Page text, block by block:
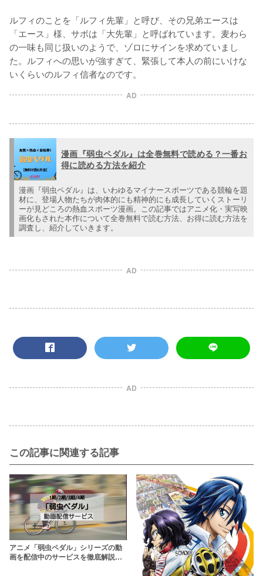
ルフィのことを「ルフィ先輩」と呼び、その兄弟エースは
「エース」様、サボは「大先輩」と呼ばれています。麦わら
の一味も同じ扱いのようで、ゾロにサインを求めていまし
た。ルフィへの思いが強すぎて、緊張して本人の前にいけな
いくらいのルフィ信者なのです。
AD
漫画『弱虫ペダル』は全巻無料で読める？一番お
得に読める方法を紹介
漫画『弱虫ペダル』は、いわゆるマイナースポーツである競輪を題
材に、登場人物たちが肉体的にも精神的にも成長していくストーリ
ーが見どころの熱血スポーツ漫画。この記事ではアニメ化・実写映
画化もされた本作について全巻無料で読む方法、お得に読む方法を
調査し、紹介していきます。
AD
AD
この記事に関連する記事
アニメ「弱虫ペダル」シリーズの動
画を配信中のサービスを徹底解説